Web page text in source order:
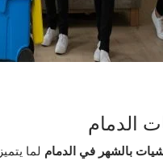
الدمام
بالشهر في الدمام لما